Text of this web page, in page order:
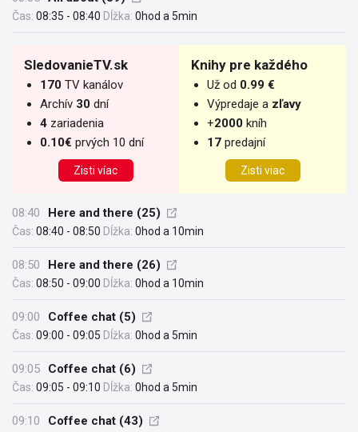
Čas: 08:35 - 08:40 Dĺžka: 0hod a 5min
SledovanieTV.sk
170 TV kanálov
Archív 30 dní
4 zariadenia
0.10€ prvých 10 dní
Zisti víac
Knihy pre každého
Už od 0.99 €
Výpredaje a zľavy
+2000 kníh
17 predajní
Zisti viac
08:40 Here and there (25)
Čas: 08:40 - 08:50 Dĺžka: 0hod a 10min
08:50 Here and there (26)
Čas: 08:50 - 09:00 Dĺžka: 0hod a 10min
09:00 Coffee chat (5)
Čas: 09:00 - 09:05 Dĺžka: 0hod a 5min
09:05 Coffee chat (6)
Čas: 09:05 - 09:10 Dĺžka: 0hod a 5min
09:10 Coffee chat (43)